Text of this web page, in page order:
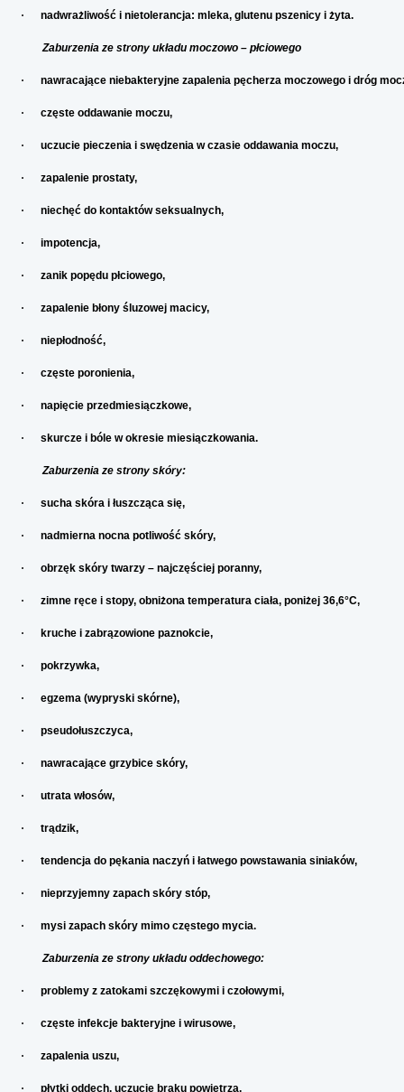
· nadwrażliwość i nietolerancja: mleka, glutenu pszenicy i żyta.
Zaburzenia ze strony układu moczowo – płciowego
· nawracające niebakteryjne zapalenia pęcherza moczowego i dróg
· częste oddawanie moczu,
· uczucie pieczenia i swędzenia w czasie oddawania moczu,
· zapalenie prostaty,
· niechęć do kontaktów seksualnych,
· impotencja,
· zanik popędu płciowego,
· zapalenie błony śluzowej macicy,
· niepłodność,
· częste poronienia,
· napięcie przedmiesiączkowe,
· skurcze i bóle w okresie miesiączkowania.
Zaburzenia ze strony skóry:
· sucha skóra i łuszcząca się,
· nadmierna nocna potliwość skóry,
· obrzęk skóry twarzy – najczęściej poranny,
· zimne ręce i stopy, obniżona temperatura ciała, poniżej 36,6°C,
· kruche i zabrązowione paznokcie,
· pokrzywka,
· egzema (wypryski skórne),
· pseudołuszczyca,
· nawracające grzybice skóry,
· utrata włosów,
· trądzik,
· tendencja do pękania naczyń i łatwego powstawania siniaków,
· nieprzyjemny zapach skóry stóp,
· mysi zapach skóry mimo częstego mycia.
Zaburzenia ze strony układu oddechowego:
· problemy z zatokami szczękowymi i czołowymi,
· częste infekcje bakteryjne i wirusowe,
· zapalenia uszu,
· płytki oddech, uczucie braku powietrza,